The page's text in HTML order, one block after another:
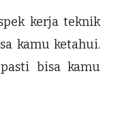
kerja teknik
kamu ketahui.
bisa kamu